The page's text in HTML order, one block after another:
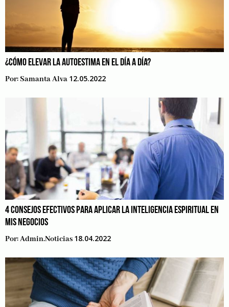
¿CÓMO ELEVAR LA AUTOESTIMA EN EL DÍA A DÍA?
Por:Samanta Alva 12.05.2022
4 CONSEJOS EFECTIVOS PARA APLICAR LA INTELIGENCIA ESPIRITUAL EN
MIS NEGOCIOS
Por:Admin.noticias 18.04.2022